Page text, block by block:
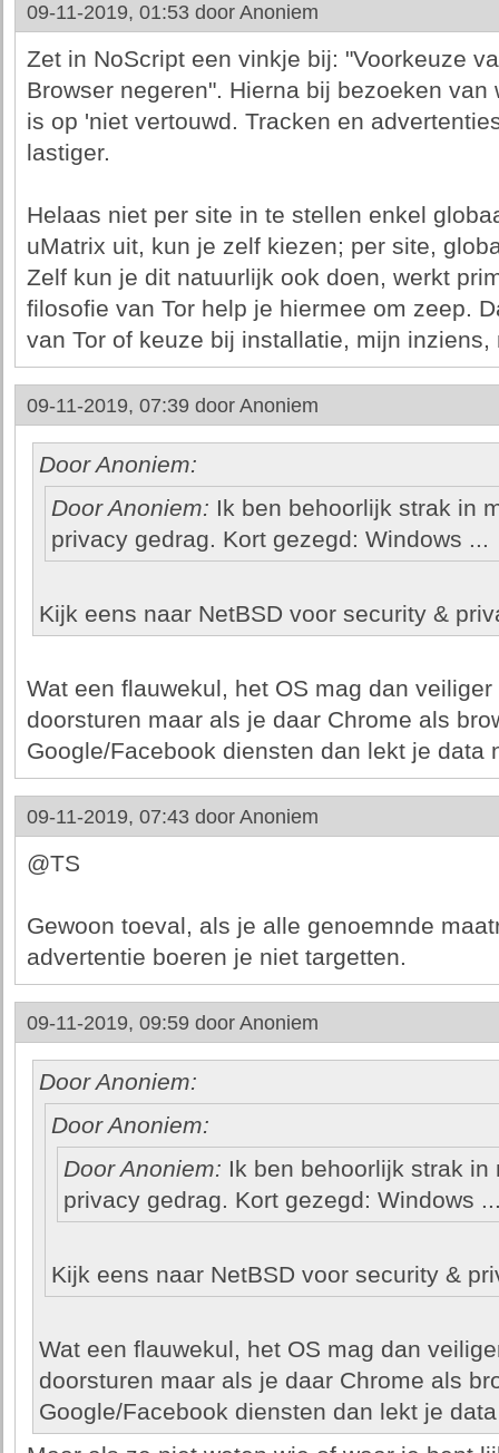
09-11-2019, 01:53 door Anoniem
Zet in NoScript een vinkje bij: "Voorkeuze
Browser negeren". Hierna bij bezoeken
is op 'niet vertouwd. Tracken en
lastiger.
Helaas niet per site in te stellen enkel
uMatrix uit, kun je zelf kiezen; per site,
Zelf kun je dit natuurlijk ook doen, werkt
filosofie van Tor help je hiermee om zeep.
van Tor of keuze bij installatie, mijn inziens,
09-11-2019, 07:39 door Anoniem
Door Anoniem:
Door Anoniem: Ik ben behoorlijk strak in
privacy gedrag. Kort gezegd: Windows ...
Kijk eens naar NetBSD voor security &
Wat een flauwekul, het OS mag dan
doorsturen maar als je daar Chrome als
Google/Facebook diensten dan lekt je data
09-11-2019, 07:43 door Anoniem
@TS
Gewoon toeval, als je alle genoemnde
advertentie boeren je niet targetten.
09-11-2019, 09:59 door Anoniem
Door Anoniem:
Door Anoniem:
Door Anoniem: Ik ben behoorlijk strak
privacy gedrag. Kort gezegd: Windows
Kijk eens naar NetBSD voor security &
Wat een flauwekul, het OS mag dan
doorsturen maar als je daar Chrome als
Google/Facebook diensten dan lekt je